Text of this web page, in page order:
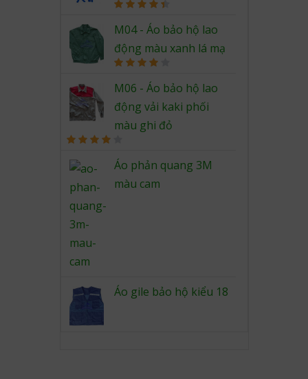
out of 5
M04 - Áo bảo hộ lao
động màu xanh lá mạ
4.00out
of 5
M06 - Áo bảo hộ lao
động vải kaki phối
màu ghi đỏ
4.00 out
of 5
Áo phản quang 3M
màu cam
Áo gile bảo hộ kiểu 18